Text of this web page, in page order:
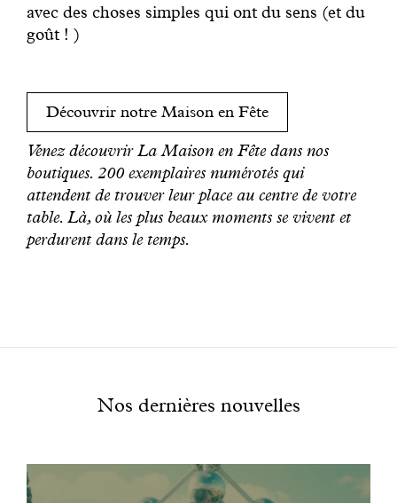
avec des choses simples qui ont du sens (et du
goût ! )
Découvrir notre Maison en Fête
Venez découvrir La Maison en Fête dans nos
boutiques. 200 exemplaires numérotés qui
attendent de trouver leur place au centre de votre
table. Là, où les plus beaux moments se vivent et
perdurent dans le temps.
Nos dernières nouvelles